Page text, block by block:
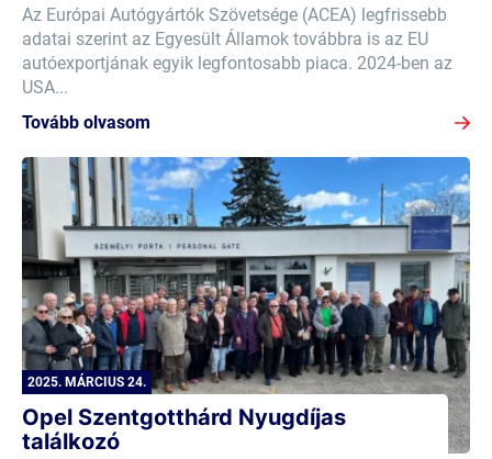
Az Európai Autógyártók Szövetsége (ACEA) legfrissebb
adatai szerint az Egyesült Államok továbbra is az EU
autóexportjának egyik legfontosabb piaca. 2024-ben az
USA...
Tovább olvasom
2025. MÁRCIUS 24.
Opel Szentgotthárd Nyugdíjas
találkozó